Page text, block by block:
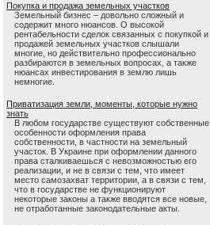
Покупка и продажа земельных участков
Земельный бизнес – довольно сложный и
содержит много нюансов. О высокой
рентабельности сделок связанных с покупкой и
продажей земельных участков слышали
многие, но действительно профессионально
разбираются в земельных вопросах, а также
нюансах инвестирования в землю лишь
немногие.
Приватизация земли, моменты, которые нужно
знать
В любом государстве существуют собственные
особенности оформления права
собственности, в частности на земельный
участок. В Украине при оформлении данного
права сталкиваешься с невозможностью его
реализации, и не в связи с тем, что имеет
место самозахват территории, а в связи с тем,
что в государстве не функционируют
некоторые законы а также вводятся все новые,
не отработанные законодательные акты.